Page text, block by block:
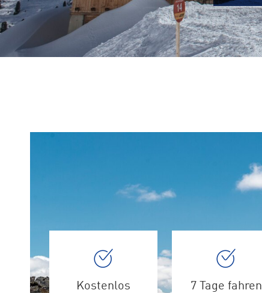
Kostenlos
7 Tage fahren